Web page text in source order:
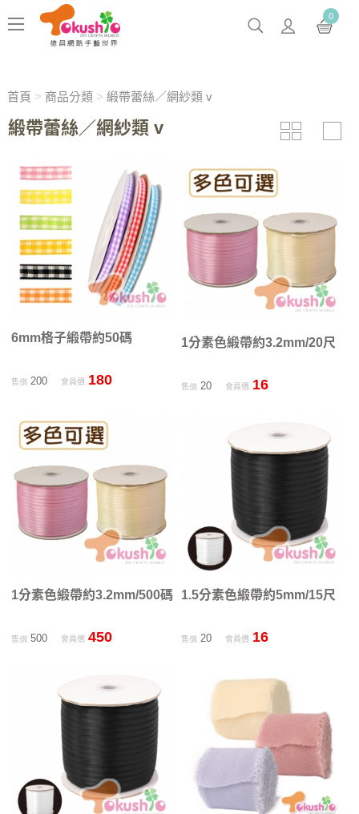
0
首頁 > 商品分類> 緞帶蕾絲／網紗類 v
緞帶蕾絲／網紗類 v
6mm格子緞帶約50碼
售價200 會員價 180
1分素色緞帶約3.2mm/20尺
售價 20 會員價 16
1分素色緞帶約3.2mm/500碼
售價500 會員價 450
1.5分素色緞帶約5mm/15尺
售價 20 會員價 16